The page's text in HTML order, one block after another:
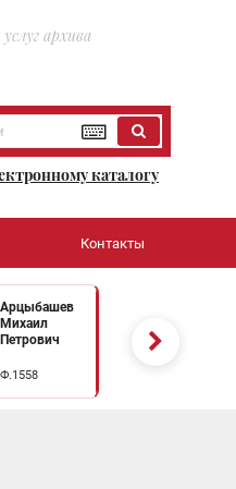
архива
каталогу
Контакты
Арцыбашев
Михаил
Петрович
Ф.1558